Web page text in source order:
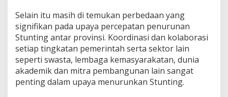
Selain itu masih di temukan perbedaan yang
signifikan pada upaya percepatan penurunan
Stunting antar provinsi. Koordinasi dan kolaborasi
setiap tingkatan pemerintah serta sektor lain
seperti swasta, lembaga kemasyarakatan, dunia
akademik dan mitra pembangunan lain sangat
penting dalam upaya menurunkan Stunting.